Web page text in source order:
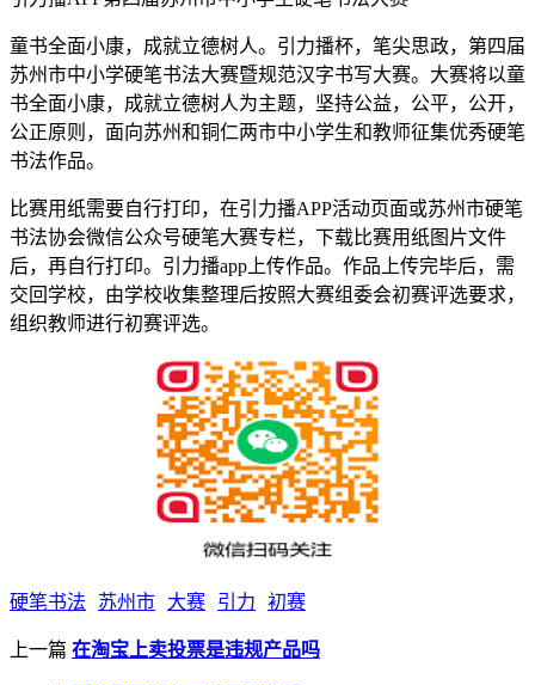
童书全面小康，成就立德树人。引力播杯，笔尖思政，第四届
苏州市中小学硬笔书法大赛暨规范汉字书写大赛。大赛将以童
书全面小康，成就立德树人为主题，坚持公益，公平，公开，
公正原则，面向苏州和铜仁两市中小学生和教师征集优秀硬笔
书法作品。
比赛用纸需要自行打印，在引力播APP活动页面或苏州市硬笔
书法协会微信公众号硬笔大赛专栏，下载比赛用纸图片文件
后，再自行打印。引力播app上传作品。作品上传完毕后，需
交回学校，由学校收集整理后按照大赛组委会初赛评选要求，
组织教师进行初赛评选。
硬笔书法 苏州市 大赛 引力 初赛
上一篇 在淘宝上卖投票是违规产品吗